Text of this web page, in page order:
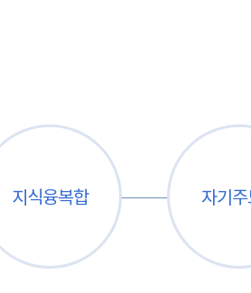
지식융복합 자기